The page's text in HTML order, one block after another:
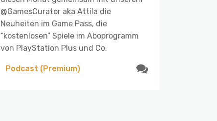
@GamesCurator aka Attila die
Neuheiten im Game Pass, die
“kostenlosen” Spiele im Aboprogramm
von PlayStation Plus und Co.
Podcast (Premium)